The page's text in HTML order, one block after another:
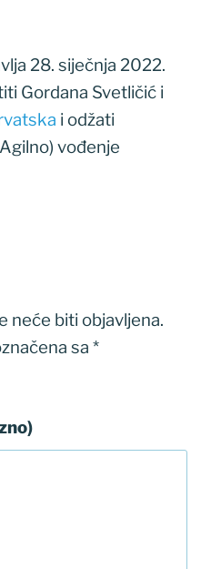
28. siječnja 2022.
Gordana Svetličić i
i odžati
vođenje
neće biti objavljena.
sa*